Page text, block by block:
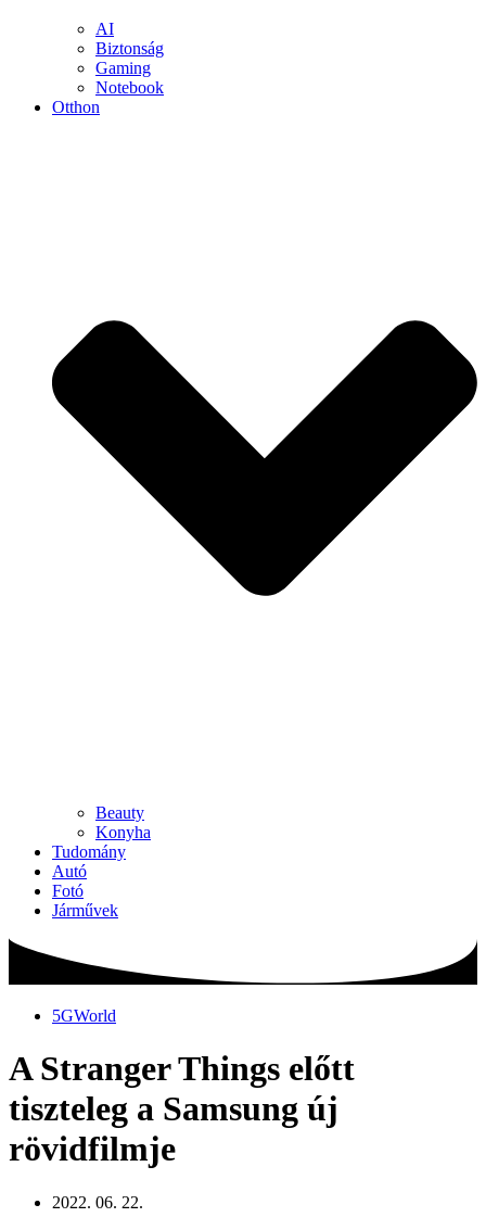
AI
Biztonság
Gaming
Notebook
Otthon
Beauty
Konyha
Tudomány
Autó
Fotó
Járművek
5GWorld
A Stranger Things előtt
tiszteleg a Samsung új
rövidfilmje
2022. 06. 22.